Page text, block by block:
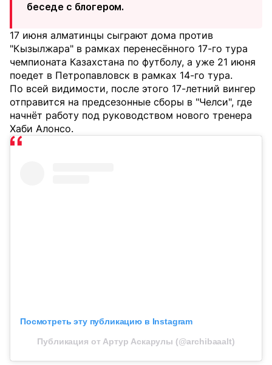
беседе с блогером.
17 июня алматинцы сыграют дома против
"Кызылжара" в рамках перенесённого 17-го тура
чемпионата Казахстана по футболу, а уже 21 июня
поедет в Петропавловск в рамках 14-го тура.
По всей видимости, после этого 17-летний вингер
отправится на предсезонные сборы в "Челси", где
начнёт работу под руководством нового тренера
Хаби Алонсо.
Посмотреть эту публикацию в Instagram
Публикация от Артур Аскарулы (@archibaaalt)